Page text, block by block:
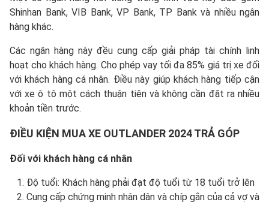
Shinhan Bank, VIB Bank, VP Bank, TP Bank và nhiều ngân
hàng khác.
Các ngân hàng này đều cung cấp giải pháp tài chính linh
hoạt cho khách hàng. Cho phép vay tối đa 85% giá trị xe đối
với khách hàng cá nhân. Điều này giúp khách hàng tiếp cận
với xe ô tô một cách thuận tiện và không cần đặt ra nhiều
khoản tiền trước.
ĐIỀU KIỆN MUA XE OUTLANDER 2024 TRẢ GÓP
Đối với khách hàng cá nhân
Độ tuổi: Khách hàng phải đạt độ tuổi từ 18 tuổi trở lên
Cung cấp chứng minh nhân dân và chíp gắn của cả vợ và